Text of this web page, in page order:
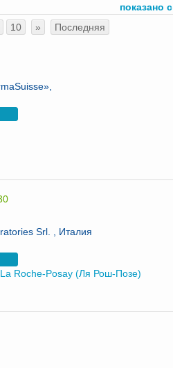
показано с
10 » Последняя
Srl. , Италия
La Roche-Posay (Ля Рош-Позе)